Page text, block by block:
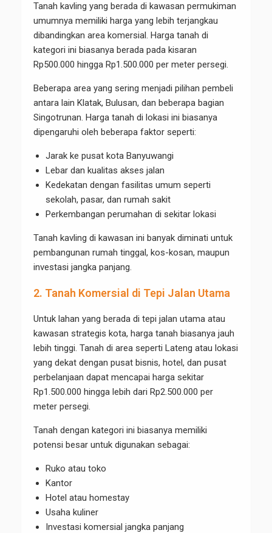
Tanah kavling yang berada di kawasan permukiman
umumnya memiliki harga yang lebih terjangkau
dibandingkan area komersial. Harga tanah di
kategori ini biasanya berada pada kisaran
Rp500.000 hingga Rp1.500.000 per meter persegi.
Beberapa area yang sering menjadi pilihan pembeli
antara lain Klatak, Bulusan, dan beberapa bagian
Singotrunan. Harga tanah di lokasi ini biasanya
dipengaruhi oleh beberapa faktor seperti:
Jarak ke pusat kota Banyuwangi
Lebar dan kualitas akses jalan
Kedekatan dengan fasilitas umum seperti
sekolah, pasar, dan rumah sakit
Perkembangan perumahan di sekitar lokasi
Tanah kavling di kawasan ini banyak diminati untuk
pembangunan rumah tinggal, kos-kosan, maupun
investasi jangka panjang.
2. Tanah Komersial di Tepi Jalan Utama
Untuk lahan yang berada di tepi jalan utama atau
kawasan strategis kota, harga tanah biasanya jauh
lebih tinggi. Tanah di area seperti Lateng atau lokasi
yang dekat dengan pusat bisnis, hotel, dan pusat
perbelanjaan dapat mencapai harga sekitar
Rp1.500.000 hingga lebih dari Rp2.500.000 per
meter persegi.
Tanah dengan kategori ini biasanya memiliki
potensi besar untuk digunakan sebagai:
Ruko atau toko
Kantor
Hotel atau homestay
Usaha kuliner
Investasi komersial jangka panjang